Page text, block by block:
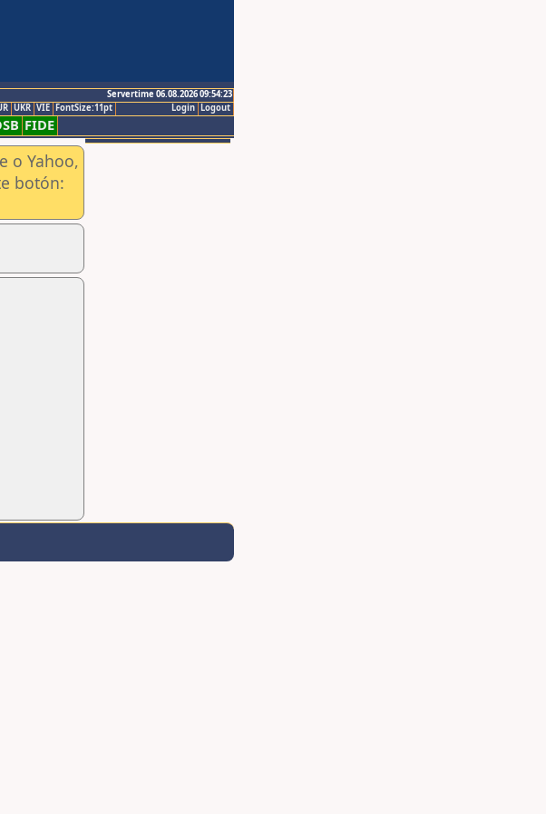
Servertime 06.08.2026 09:54:23
Logout
Login
UKR VIE FontSize:11pt
FIDE
o Yahoo,
botón: